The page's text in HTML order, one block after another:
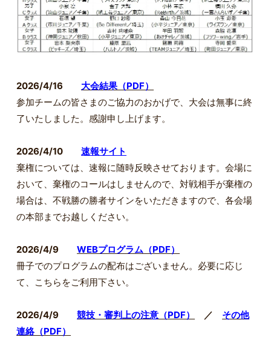
2026/4/16 大会結果（PDF）
参加チームの皆さまのご協力のおかげで、大会は無事に終
了いたしました。感謝申し上げます。
2026/4/10速報サイト
棄権については、速報に随時反映させております。会場に
おいて、棄権のコールはしませんので、対戦相手が棄権の
場合は、不戦勝の勝者サインをいただきますので、各会場
の本部までお越しください。
2026/4/9WEBプログラム（PDF）
冊子でのプログラムの配布はございません。必要に応じ
て、こちらをご利用下さい。
2026/4/9競技・審判上の注意（PDF） ／ その他
連絡（PDF）